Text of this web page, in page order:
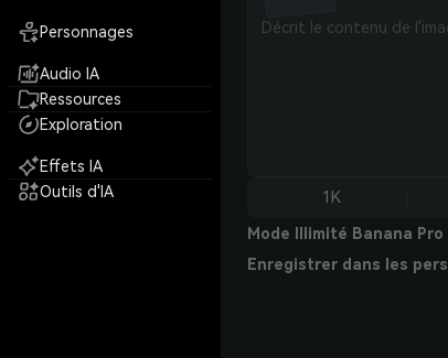
Personnages
Audio IA
Ressources
Exploration
Effets IA
Outils d'IA
1K
Mode Illimité Banana Pro
Enregistrer dans les